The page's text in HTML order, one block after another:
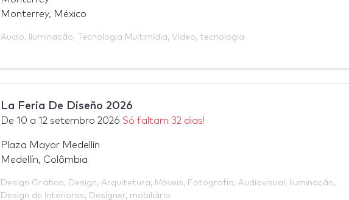
Monterrey, México
Audio, Iluminação, Tecnologia Multimídia, Vídeo, tecnologia
La Feria De Diseño 2026
De 10 a 12 setembro 2026 Só faltam 32 dias!
Plaza Mayor Medellín
Medellín, Colômbia
Design Gráfico, Design, Arquitetura, Móveis, Fotografia, Audiovisual , Iluminação,
Design de Interiores, Designer, mobiliário